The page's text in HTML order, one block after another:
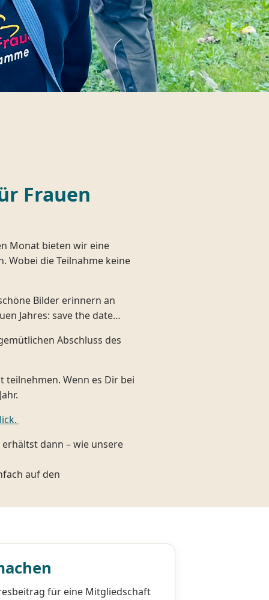
Frauen
Monat bieten wir eine
Wobei die Teilnahme keine
Bilder erinnern an
Jahres: save the date…
Abschluss des
Wenn es Dir bei
dann – wie unsere
auf den
für eine Mitgliedschaft